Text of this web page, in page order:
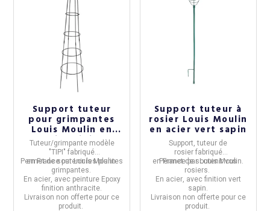
Support tuteur
pour grimpantes
Louis Moulin en
acier Tipi -
anthracite
Tuteur/grimpante modèle
"TIPI" fabriqué
enFranceparLouis Moulin.
Permet de soutenir les plantes
grimpantes.
En acier, avec peinture Epoxy
finition anthracite.
Livraison non offerte pour ce
produit.
Support tuteur à
rosier Louis Moulin
en acier vert sapin
Support, tuteur de
rosierfabriqué
enFranceparLouis Moulin.
Permet de soutenir vos
rosiers.
En acier, avec finition vert
sapin.
Livraison non offerte pour ce
produit.